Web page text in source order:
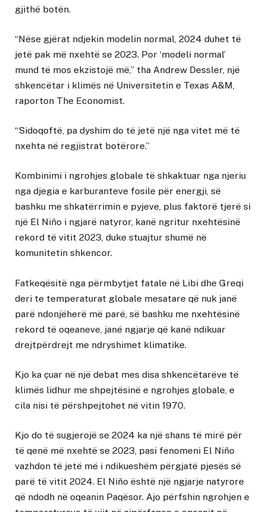
gjithë botën.
“Nëse gjërat ndjekin modelin normal, 2024 duhet të
jetë pak më nxehtë se 2023. Por ‘modeli normal’
mund të mos ekzistojë më,” tha Andrew Dessler, një
shkencëtar i klimës në Universitetin e Texas A&M,
raporton The Economist.
“Sidoqoftë, pa dyshim do të jetë një nga vitet më të
nxehta në regjistrat botërore.”
Kombinimi i ngrohjes globale të shkaktuar nga njeriu
nga djegia e karburanteve fosile për energji, së
bashku me shkatërrimin e pyjeve, plus faktorë tjerë si
një El Niño i ngjarë natyror, kanë ngritur nxehtësinë
rekord të vitit 2023, duke stuajtur shumë në
komunitetin shkencor.
Fatkeqësitë nga përmbytjet fatale në Libi dhe Greqi
deri te temperaturat globale mesatare që nuk janë
parë ndonjëherë më parë, së bashku me nxehtësinë
rekord të oqeaneve, janë ngjarje që kanë ndikuar
drejtpërdrejt me ndryshimet klimatike.
Kjo ka çuar në një debat mes disa shkencëtarëve të
klimës lidhur me shpejtësinë e ngrohjes globale, e
cila nisi të përshpejtohet në vitin 1970.
Kjo do të sugjerojë se 2024 ka një shans të mirë për
të qenë më nxehtë se 2023, pasi fenomeni El Niño
vazhdon të jetë më i ndikueshëm përgjatë pjesës së
parë të vitit 2024. El Niño është një ngjarje natyrore
që ndodh në oqeanin Paqësor. Ajo përfshin ngrohjen e